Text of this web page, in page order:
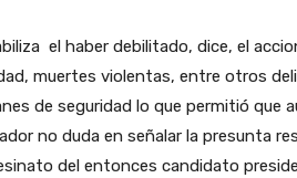
el haber debilitado, dice, el
muertes violentas, entre otros
de seguridad lo que permitió que
no duda en señalar la presunta
del entonces candidato